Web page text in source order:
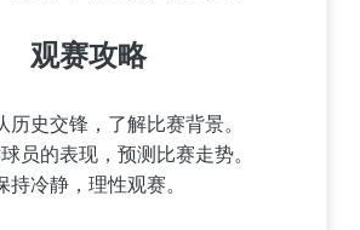
观赛攻略
历史交锋，了解比赛背景。
员的表现，预测比赛走势。
持冷静，理性观赛。